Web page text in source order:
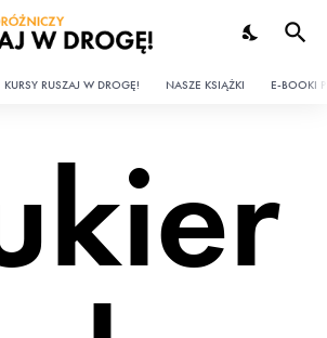
KURSY RUSZAJ W DROGĘ! NASZE KSIĄŻKI E-BOOKI